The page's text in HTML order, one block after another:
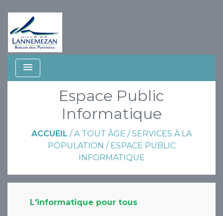
menu
Espace Public
Informatique
ACCUEIL /A TOUT ÂGE /SERVICES À LA
POPULATION / ESPACE PUBLIC
INFORMATIQUE
L'informatique pour tous